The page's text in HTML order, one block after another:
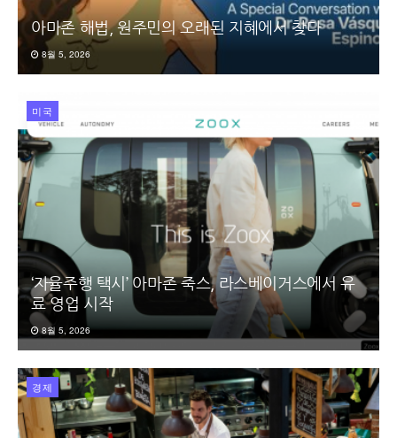
아마존 해법, 원주민의 오래된 지혜에서 찾다
8월 5, 2026
미국
‘자율주행 택시’ 아마존 죽스, 라스베이거스에서 유
료 영업 시작
8월 5, 2026
경제